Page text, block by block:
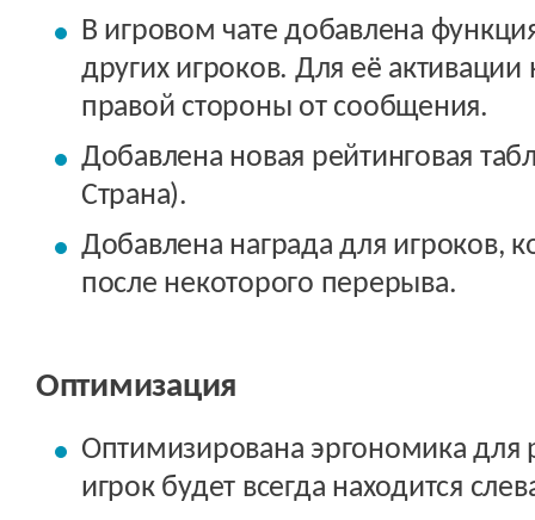
В игровом чате добавлена
других игроков. Для её
правой стороны от сообщения.
Добавлена новая рейтинговая
Страна).
Добавлена награда для игроков,
после некоторого перерыва.
Оптимизация
Оптимизирована эргономика
игрок будет всегда находится